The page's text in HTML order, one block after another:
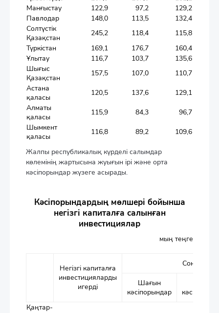
Манғыстау
122,9 97,2
129,2
Павлодар
148,0 113,5
132,4
Солтүстік
Қазақстан
245,2 118,4
115,8
Түркістан
169,1 176,7
160,4
Ұлытау
116,7 103,7
135,6
Шығыс
Қазақстан
157,5 107,0
110,7
Астана
қаласы
120,5 137,6
129,1
Алматы
қаласы
115,9 84,3
96,7
Шымкент
қаласы
116,8 89,2 109,6
Жалпы республикалық күрделі салымдар
көлемінің жартысына жуығын ірі және орта
кәсіпорындар жүзеге асырады.
Кәсіпорындардың мөлшері бойынша
негізгі капиталға салынған
инвестициялар
мың теңге
Негізгі капиталға
инвестицияларды
игерді
Соның
Шағын
кәсіпорындар
Қаңтар-